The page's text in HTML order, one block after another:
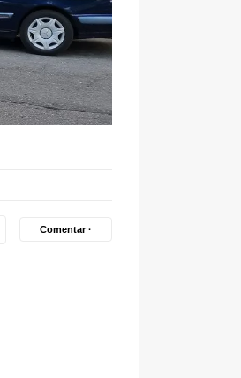
Comentar ·